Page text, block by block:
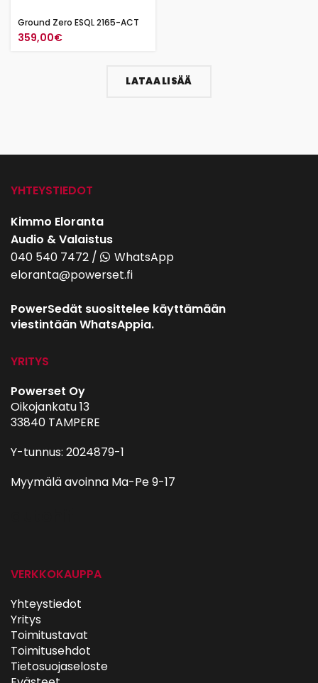
Ground Zero ESQL 2165-ACT
359,00€
LATAA LISÄÄ
YHTEYSTIEDOT
Kimmo Eloranta
Audio & Valaistus
040 540 7472 /
WhatsApp
eloranta@powerset.fi
PowerSedät suosittelee käyttämään
viestintään WhatsAppia.
YRITYS
Powerset Oy
Oikojankatu 13
33840 TAMPERE
Y-tunnus: 2024879-1
Myymälä avoinna Ma-Pe 9-17
VERKKOKAUPPA
Yhteystiedot
Yritys
Toimitustavat
Toimitusehdot
Tietosuojaseloste